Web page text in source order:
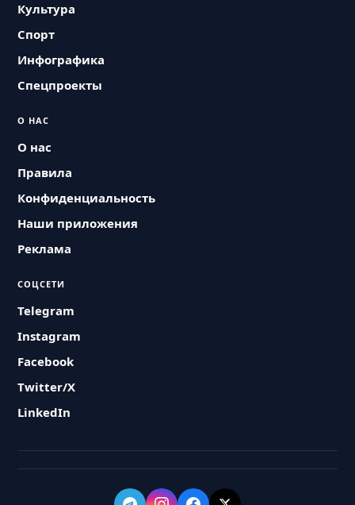
Культура
Спорт
Инфографика
Спецпроекты
О НАС
О нас
Правила
Конфиденциальность
Наши приложения
Реклама
СОЦСЕТИ
Telegram
Instagram
Facebook
Twitter/X
LinkedIn